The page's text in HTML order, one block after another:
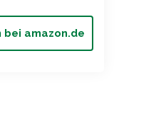
amazon.de